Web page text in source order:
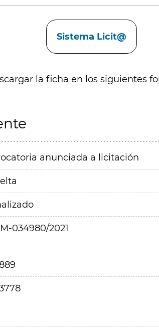
Sistema Licit@
la ficha en los siguientes
anunciada a licitación
034980/2021